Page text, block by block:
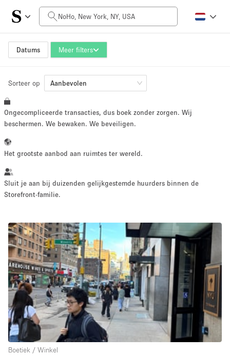
Datums Meer filters
Prijs per dag
$0
Grootte ruimte
100 sq ft 5000+ sq ft
~ 13 mensen
Een
fotoshoot
maken
Conferentie Vergadering Kantoor
Winkel
delen
Type ruimte
Advertentieruimte
Sorteer op Aanbevolen
Ongecompliceerde transacties, dus boek zonder zorgen. Wij
beschermen. We bewaken. We beveiligen.
Het grootste aanbod aan ruimtes ter wereld.
Sluit je aan bij duizenden gelijkgestemde huurders binnen de
Storefront-familie.
Boetiek / Winkel